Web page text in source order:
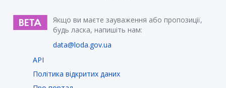
Якщо ви маєте зауваження або пропозиції,
будь ласка, напишіть нам:
data@loda.gov.ua
API
Політика відкритих даних